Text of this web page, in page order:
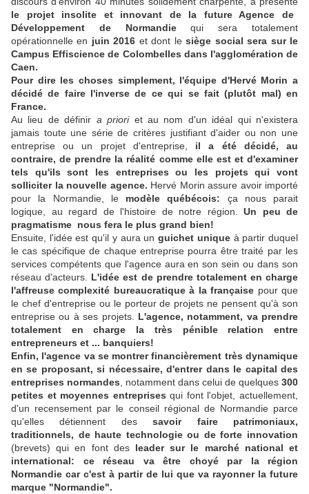
le projet insolite et innovant de la future Agence de
Développement de Normandiequi sera totalement
opérationnelle en juin 2016 et dont lesiège social sera sur le
Campus Effiscience de Colombelles dans l'agglomération de
Caen.
Pour dire les choses simplement, l'équipe d'Hervé Morin a
décidé de faire l'inverse de ce qui se fait (plutôt mal) en
France.
Au lieu de définir a prioriet au nom d'un idéal qui n'existera
jamais toute une série de critères justifiant d'aider ou non une
entreprise ou un projet d'entreprise, il a été décidé, au
contraire, de prendre la réalité comme elle est et d'examiner
tels qu'ils sont les entreprises ou les projets qui vont
solliciter la nouvelle agence. Hervé Morin assure avoir importé
pour la Normandie, le modèle québécois: ça nous parait
logique, au regard de l'histoire de notre région. Un peu de
pragmatisme nous fera le plus grand bien!
Ensuite, l'idée est qu'il y aura unguichet uniqueà partir duquel
le cas spécifique de chaque entreprise pourra être traité par les
services compétents que l'agence aura en son sein ou dans son
réseau d'acteurs. L'idée est de prendre totalement en charge
l'affreuse complexité bureaucratique à la française pour que
le chef d'entreprise ou le porteur de projets ne pensent qu'à son
entreprise ou à ses projets. L'agence, notamment, va prendre
totalement en charge la très pénible relation entre
entrepreneurs et ... banquiers!
Enfin, l'agence va se montrer financièrement très dynamique
en se proposant, si nécessaire, d'entrer dans le capital des
entreprises normandes , notamment dans celui de quelques 300
petites et moyennes entreprises qui font l'objet, actuellement,
d'un recensement par le conseil régional de Normandie parce
qu'elles détiennent dessavoir faire patrimoniaux,
traditionnels, de haute technologie ou de forte innovation
(brevets) qui en font des leader sur le marché national et
international:
ce réseau va être choyé par la région
Normandie car c'est à partir de lui que va rayonner la future
marque "Normandie".